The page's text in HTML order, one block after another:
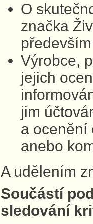
O
značka
Výrobce,
jejich
jim
a ocenění
anebo
A udělením
Součástí
sledování